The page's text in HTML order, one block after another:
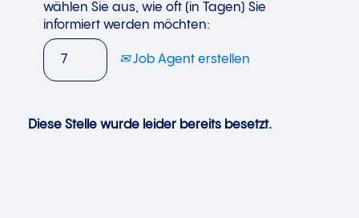
wählen Sie aus, wie oft (in Tagen) Sie
informiert werden möchten:
Job Agent erstellen
Diese Stelle wurde leider bereits besetzt.